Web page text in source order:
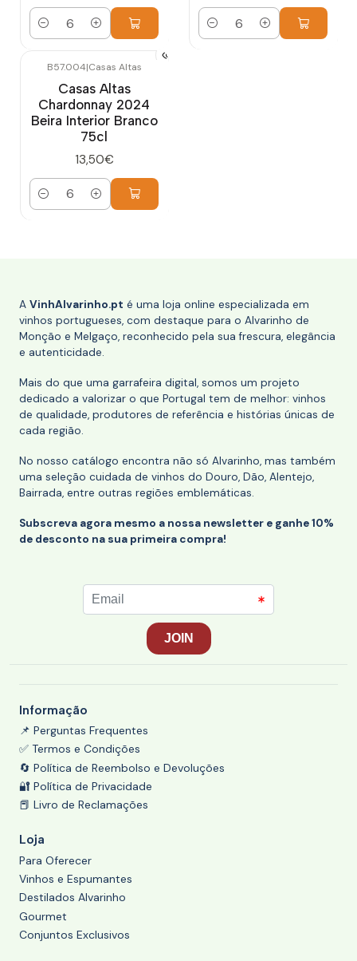
Quantidade Quantidade
B57.004|Casas Altas
Casas Altas
Chardonnay 2024
Beira Interior Branco
75cl
13,50€
Quantidade
A VinhAlvarinho.pt é uma loja online especializada em
vinhos portugueses, com destaque para o Alvarinho de
Monção e Melgaço, reconhecido pela sua frescura, elegância
e autenticidade.
Mais do que uma garrafeira digital, somos um projeto
dedicado a valorizar o que Portugal tem de melhor: vinhos
de qualidade, produtores de referência e histórias únicas de
cada região.
No nosso catálogo encontra não só Alvarinho, mas também
uma seleção cuidada de vinhos do Douro, Dão, Alentejo,
Bairrada, entre outras regiões emblemáticas.
Subscreva agora mesmo a nossa newsletter e ganhe 10%
de desconto na sua primeira compra!
Informação
📌 Perguntas Frequentes
✅ Termos e Condições
🔄 Política de Reembolso e Devoluções
🔐 Política de Privacidade
📕 Livro de Reclamações
Loja
Para Oferecer
Vinhos e Espumantes
Destilados Alvarinho
Gourmet
Conjuntos Exclusivos